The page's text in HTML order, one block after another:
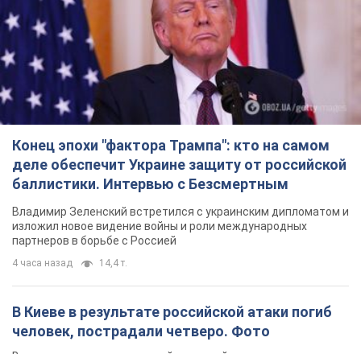
Конец эпохи "фактора Трампа": кто на самом
деле обеспечит Украине защиту от российской
баллистики. Интервью с Безсмертным
Владимир Зеленский встретился с украинским дипломатом и
изложил новое видение войны и роли международных
партнеров в борьбе с Россией
4 часа назад 14,4 т.
В Киеве в результате российской атаки погиб
человек, пострадали четверо. Фото